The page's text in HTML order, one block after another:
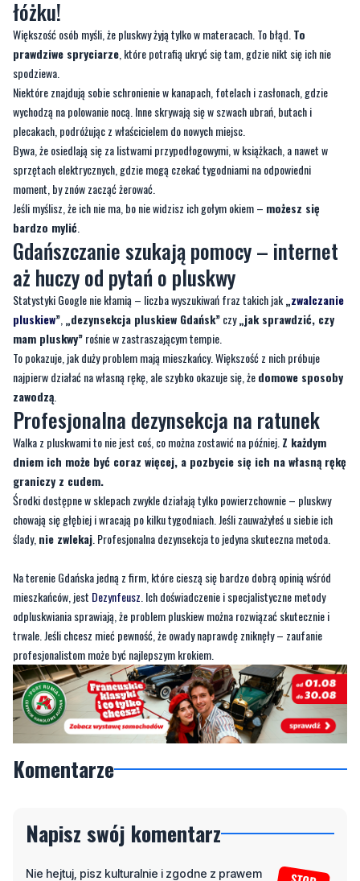
łóżku!
Większość osób myśli, że pluskwy żyją tylko w materacach. To błąd. To
prawdziwe spryciarze , które potrafią ukryć się tam, gdzie nikt się ich nie
spodziewa.
Niektóre znajdują sobie schronienie w kanapach, fotelach i zasłonach, gdzie
wychodzą na polowanie nocą. Inne skrywają się w szwach ubrań, butach i
plecakach, podróżując z właścicielem do nowych miejsc.
Bywa, że osiedlają się za listwami przypodłogowymi, w książkach, a nawet w
sprzętach elektrycznych, gdzie mogą czekać tygodniami na odpowiedni
moment, by znów zacząć żerować.
Jeśli myślisz, że ich nie ma, bo nie widzisz ich gołym okiem – możesz się
bardzo mylić
Gdańszczanie szukają pomocy – internet
aż huczy od pytań o pluskwy
Statystyki Google nie kłamią – liczba wyszukiwań fraz takich jak„zwalczanie
pluskiew” „dezynsekcja pluskiew Gdańsk”czy„jak sprawdzić, czy
mam pluskwy”rośnie w zastraszającym tempie.
To pokazuje, jak duży problem mają mieszkańcy. Większość z nich próbuje
najpierw działać na własną rękę, ale szybko okazuje się, żedomowe sposoby
zawodzą
Profesjonalna dezynsekcja na ratunek
Walka z pluskwami to nie jest coś, co można zostawić na później. Z każdym
dniem ich może być coraz więcej, a pozbycie się ich na własną rękę
graniczy z cudem.
Środki dostępne w sklepach zwykle działają tylko powierzchownie – pluskwy
chowają się głębiej i wracają po kilku tygodniach. Jeśli zauważyłeś u siebie ich
ślady, nie zwlekaj . Profesjonalna dezynsekcja to jedyna skuteczna metoda.
Na terenie Gdańska jedną z firm, które cieszą się bardzo dobrą opinią wśród
mieszkańców, jest Dezynfeusz . Ich doświadczenie i specjalistyczne metody
odpluskwiania sprawiają, że problem pluskiew można rozwiązać skutecznie i
trwale. Jeśli chcesz mieć pewność, że owady naprawdę zniknęły – zaufanie
profesjonalistom może być najlepszym krokiem.
Komentarze
Napisz swój komentarz
Nie hejtuj, pisz kulturalnie i zgodne z prawem